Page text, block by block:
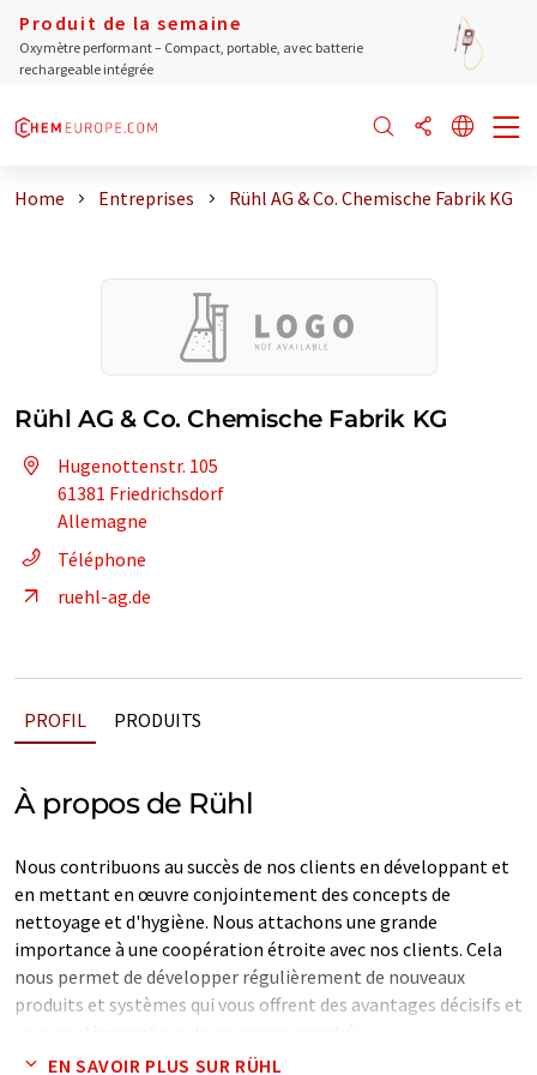
Produit de la semaine
Oxymètre performant – Compact, portable, avec batterie
rechargeable intégrée
Home Entreprises Rühl AG & Co. Chemische Fabrik KG
Rühl AG & Co. Chemische Fabrik KG
Hugenottenstr. 105
61381 Friedrichsdorf
Allemagne
Téléphone
ruehl-ag.de
PROFIL PRODUITS
À propos de Rühl
Nous contribuons au succès de nos clients en développant et
en mettant en œuvre conjointement des concepts de
nettoyage et d'hygiène. Nous attachons une grande
importance à une coopération étroite avec nos clients. Cela
nous permet de développer régulièrement de nouveaux
produits et systèmes qui vous offrent des avantages décisifs et
EN SAVOIR PLUS SUR RÜHL